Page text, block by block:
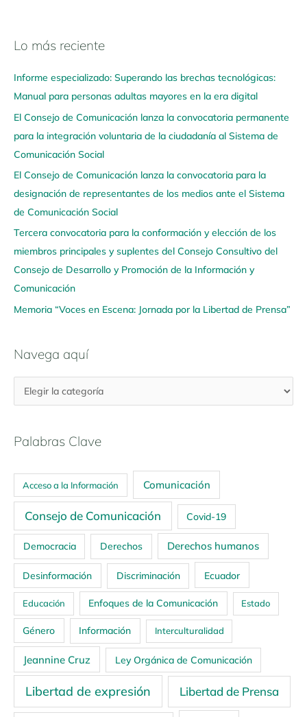
Lo más reciente
Informe especializado: Superando las brechas tecnológicas:
Manual para personas adultas mayores en la era digital
El Consejo de Comunicación lanza la convocatoria permanente
para la integración voluntaria de la ciudadanía al Sistema de
Comunicación Social
El Consejo de Comunicación lanza la convocatoria para la
designación de representantes de los medios ante el Sistema
de Comunicación Social
Tercera convocatoria para la conformación y elección de los
miembros principales y suplentes del Consejo Consultivo del
Consejo de Desarrollo y Promoción de la Información y
Comunicación
Memoria “Voces en Escena: Jornada por la Libertad de Prensa”
Navega aquí
N
v
e
g
a
a
q
u
í
Palabras Clave
Acceso a la Información Comunicación
Consejo de Comunicación Covid-19
Democracia Derechos Derechos humanos
Desinformación Discriminación Ecuador
Educación Enfoques de la Comunicación Estado
Género Información Interculturalidad
Jeannine Cruz Ley Orgánica de Comunicación
Libertad de expresión Libertad de Prensa